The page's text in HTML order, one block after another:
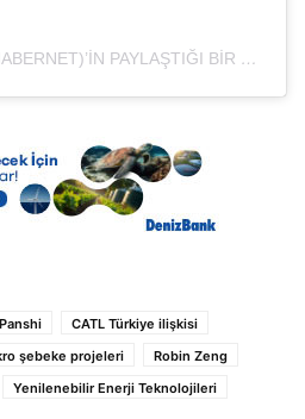
YEŞIL HABER (@YESILHABERNET)’IN PAYLAŞTIĞI BIR GÖNDERI
CATL Türkiye ilişkisi
şebeke projeleri
Robin Zeng
Yenilenebilir Enerji Teknolojileri